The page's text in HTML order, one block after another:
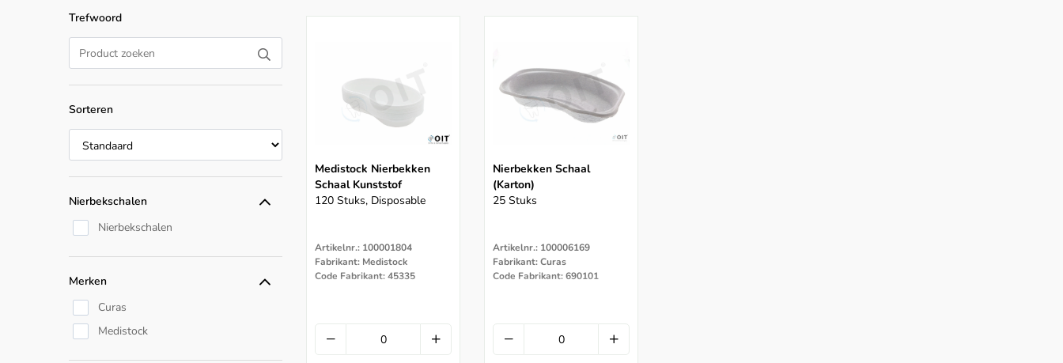
Trefwoord
Sorteren
Nierbekschalen
Nierbekschalen
Merken
Curas
Medistock
Medistock Nierbekken
Schaal Kunststof
120 Stuks, Disposable
Artikelnr.: 100001804
Fabrikant: Medistock
Code Fabrikant: 45335
Nierbekken Schaal
(karton)
25 Stuks
Artikelnr.: 100006169
Fabrikant: Curas
Code Fabrikant: 690101